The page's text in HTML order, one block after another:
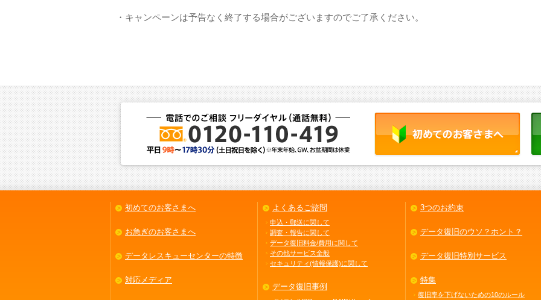
・キャンペーンは予告なく終了する場合がございますのでご了承ください。
初めてのお客さまへ
お急ぎのお客さまへ
データレスキューセンターの特徴
対応メディア
よくあるご諮問
申込・郵送に関して
調査・報告に関して
データ復旧料金/費用に関して
その他サービス全般
セキュリティ(情報保護)に関して
データ復旧事例
3つのお約束
データ復旧のウソ？ホント？
データ復旧特別サービス
特集
復旧率を下げないための10のルール